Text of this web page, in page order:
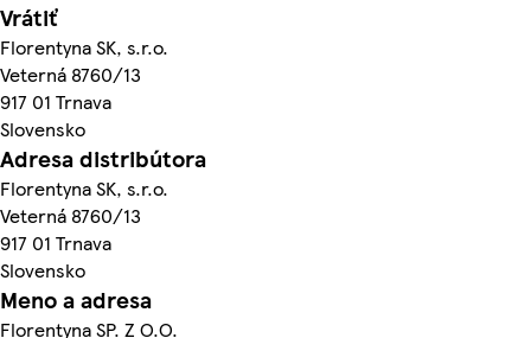
Vrátiť
Florentyna SK, s.r.o.
Veterná 8760/13
917 01 Trnava
Slovensko
Adresa distribútora
Florentyna SK, s.r.o.
Veterná 8760/13
917 01 Trnava
Slovensko
Meno a adresa
Florentyna SP. Z O.O.